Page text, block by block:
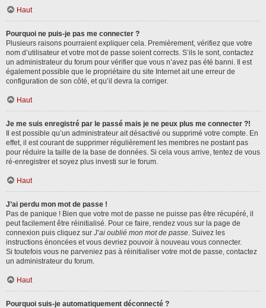
Haut
Pourquoi ne puis-je pas me connecter ?
Plusieurs raisons pourraient expliquer cela. Premièrement, vérifiez que votre
nom d’utilisateur et votre mot de passe soient corrects. S’ils le sont, contactez
un administrateur du forum pour vérifier que vous n’avez pas été banni. Il est
également possible que le propriétaire du site Internet ait une erreur de
configuration de son côté, et qu’il devra la corriger.
Haut
Je me suis enregistré par le passé mais je ne peux plus me connecter ?!
Il est possible qu’un administrateur ait désactivé ou supprimé votre compte. En
effet, il est courant de supprimer régulièrement les membres ne postant pas
pour réduire la taille de la base de données. Si cela vous arrive, tentez de vous
ré-enregistrer et soyez plus investi sur le forum.
Haut
J’ai perdu mon mot de passe !
Pas de panique ! Bien que votre mot de passe ne puisse pas être récupéré, il
peut facilement être réinitialisé. Pour ce faire, rendez vous sur la page de
connexion puis cliquez sur J’ai oublié mon mot de passe. Suivez les
instructions énoncées et vous devriez pouvoir à nouveau vous connecter.
Si toutefois vous ne parveniez pas à réinitialiser votre mot de passe, contactez
un administrateur du forum.
Haut
Pourquoi suis-je automatiquement déconnecté ?